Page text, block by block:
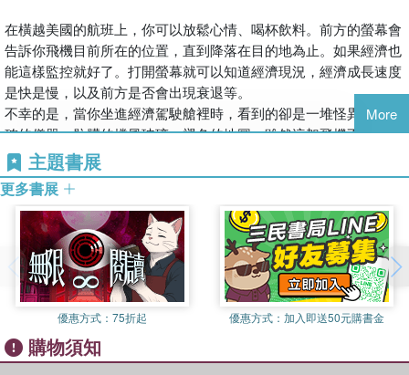
2. 15個基礎總經知識，揭示經濟概念與機制如何影響我們
挑選與大眾切身相關的關鍵字：景氣循環、全球化、聯準會、
GDP等，只要掌握最關鍵的總經知識，就能看清大局、聰明決
策、活化資產。
葉偉平的才華照亮了過往被術語與深奧公式籠罩的角落。」
──羅伯．萊許，
加州大學柏克萊分校公共政策名譽教授、前美國前勞工部長
「忘了那些磚頭般硬邦邦的教科書吧，好好看看葉偉平寫的這
本。他寫得真好，非常吸引人。沒有人比他更有資格寫這本書
──默罕梅德．艾爾–艾瑞安，
安聯首席經濟顧問
「這是一本快速、有趣、易讀的書，你會想隨時擺在手邊參
考。內容豐富，幾乎涵蓋你可能會遇到的所有經濟議題。」
──亞當．大衛森，
NPR經濟新聞節目《金錢星球》共同創辦人
「終於有一本經濟學著作既不艱澀乏味，更不會讓你昏昏欲睡
了。葉偉平以清晰易懂又生動有趣的方式，講述這門『沉悶的
科學』，並揭示經濟概念與機制如何影響我們的日常生活。這
美國會步上日本的後塵嗎？
本章摘要
【第2章 景氣循環】
經濟高空彈跳：景氣循環、衰退、蕭條……一波接一波
不同於上一代的景氣循環
當高空彈跳的繩索斷裂
本章摘要
【第3章 以指標判斷景氣循環階段】
飛行中監測：全程追蹤與預測景氣循環波動
經濟的四部引擎
繪製地圖的人
經濟預測使占星術上得了檯面
本章摘要
【第4章 勞動市場】
在橫越美國的航班上，你可以放鬆心情、喝杯飲料。前方的螢幕會
告訴你飛機目前所在的位置，直到降落在目的地為止。如果經濟也
能這樣監控就好了。打開螢幕就可以知道經濟現況，經濟成長速度
是快是慢，以及前方是否會出現衰退等。
不幸的是，當你坐進經濟駕駛艙裡時，看到的卻是一堆怪異和不準
確的儀器、骯髒的擋風玻璃、褪色的地圖。雖然這架飛機不完美，
但還是有豐富的資訊和工具，讓我們可以追蹤經濟的旅程。
◆經濟的四部引擎
追蹤經濟最常用的方式是觀察四大主要支出類別。如果把經濟比喻
成一架飛機，那麼四部引擎分別是：消費、企業、政府和出口。經
濟成長的速度取決於這四部引擎的力量，但這些引擎的大小不同，
運轉速度也不一樣。
消費支出是經濟這架飛機上最大的引擎，約占GDP的三分之二。經
濟主要由家庭所得帶動，當薪資增加和就業成長時，支出通常會跟
著上升。消費支出也受財富影響。當房價或股價上漲很多，消費者
會覺得自己比較富有，支出因此變多。一般而言，財富每增加1美
More
主題書展
更多書展
優惠方式： 75折起 優惠方式： 加入即送50元購書金
購物須知